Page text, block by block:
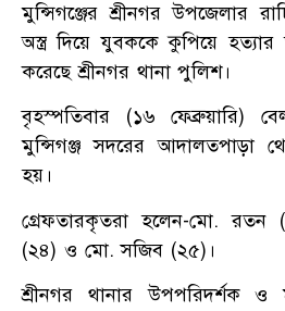
মুন্সিগঞ্জের শ্রীনগর উপজেলার
অস্ত্র দিয়ে যুবককে কুপিয়ে
করেছে শ্রীনগর থানা পুলিশ।
বৃহস্পতিবার (১৬ ফেব্রুয়ারি)
মুন্সিগঞ্জ সদরের আদালতপাড়া
হয়।
গ্রেফতারকৃতরা হলেন-মো.
(২৪) ও মো. সজিব (২৫)।
শ্রীনগর থানার উপপরিদর্শক ও